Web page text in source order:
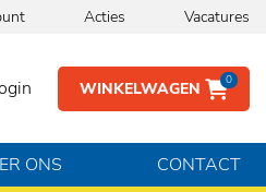
Acties Vacatures
WINKELWAGEN 0
ONS CONTACT